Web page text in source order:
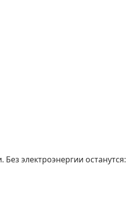
электроэнергии останутся: